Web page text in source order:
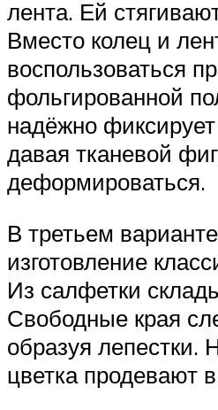
лента. Ей
Вместо колец и
воспользоваться
фольгированной
надёжно фиксирует
давая тканевой
деформироваться.
В третьем
изготовление
Из салфетки
Свободные края
образуя
цветка продевают